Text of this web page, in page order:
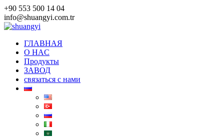
Skip
to
content
+90 553 500 14 04
info@shuangyi.com.tr
ГЛАВНАЯ
O HAC
Продукты
ЗАВОД
связаться с нами